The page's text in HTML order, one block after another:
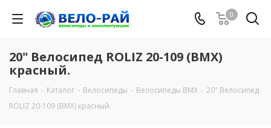
0
20" Велосипед ROLIZ 20-109 (BMX)
красный.
Главная - Каталог - Велосипеды - Велосипеды BMX - 20" Велосипед
ROLIZ 20-109 (BMX) красный.